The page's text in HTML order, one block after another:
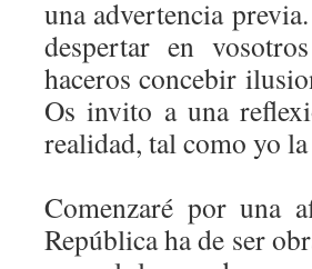
una advertencia
despertar en
haceros concebir
Os invito a una
realidad, tal como yo
Comenzaré por una
República ha de ser